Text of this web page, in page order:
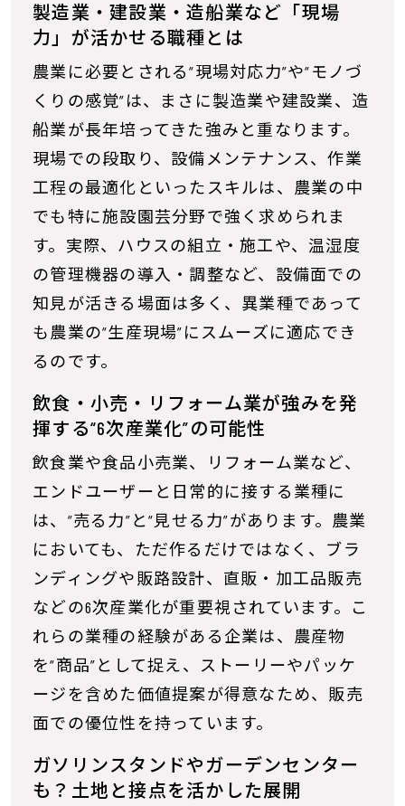
製造業・建設業・造船業など「現場
力」が活かせる職種とは
農業に必要とされる“現場対応力”や“モノづ
くりの感覚”は、まさに製造業や建設業、造
船業が長年培ってきた強みと重なります。
現場での段取り、設備メンテナンス、作業
工程の最適化といったスキルは、農業の中
でも特に施設園芸分野で強く求められま
す。実際、ハウスの組立・施工や、温湿度
の管理機器の導入・調整など、設備面での
知見が活きる場面は多く、異業種であって
も農業の“生産現場”にスムーズに適応でき
るのです。
飲食・小売・リフォーム業が強みを発
揮する“6次産業化”の可能性
飲食業や食品小売業、リフォーム業など、
エンドユーザーと日常的に接する業種に
は、“売る力”と“見せる力”があります。農業
においても、ただ作るだけではなく、ブラ
ンディングや販路設計、直販・加工品販売
などの6次産業化が重要視されています。こ
れらの業種の経験がある企業は、農産物
を“商品”として捉え、ストーリーやパッケ
ージを含めた価値提案が得意なため、販売
面での優位性を持っています。
ガソリンスタンドやガーデンセンター
も？土地と接点を活かした展開